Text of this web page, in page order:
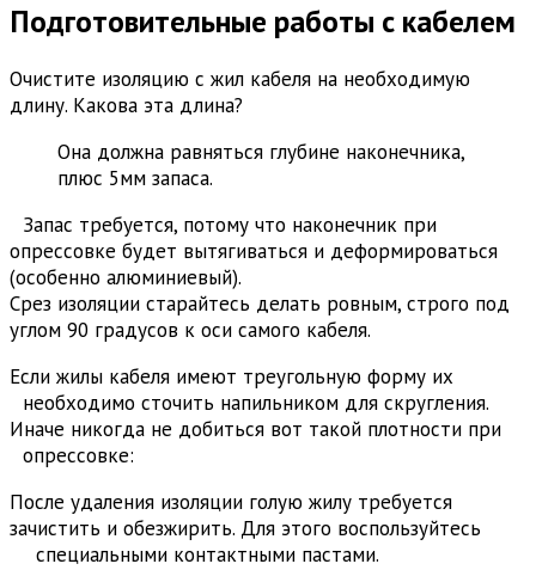
Подготовительные работы с кабелем
Очистите изоляцию с жил кабеля на необходимую
длину. Какова эта длина?
Она должна равняться глубине наконечника,
плюс 5мм запаса.
Запас требуется, потому что наконечник при
опрессовке будет вытягиваться и деформироваться
(особенно алюминиевый).
Срез изоляции старайтесь делать ровным, строго под
углом 90 градусов к оси самого кабеля.
Если жилы кабеля имеют треугольную форму их
необходимо сточить напильником для скругления.
Иначе никогда не добиться вот такой плотности при
опрессовке:
После удаления изоляции голую жилу требуется
зачистить и обезжирить. Для этого воспользуйтесь
специальными контактными пастами.